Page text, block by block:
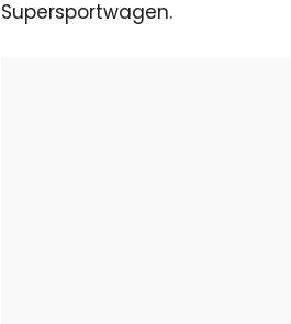
Supersportwagen.